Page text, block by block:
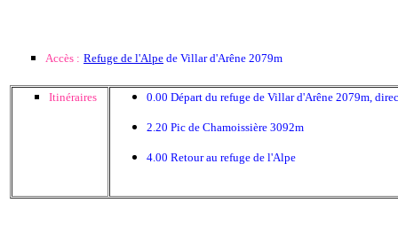
Accès : Refuge de l'Alpe de Villar d'Arêne 2079m
Itinéraires 0.00 Départ du refuge de Villar d'Arêne 2079m,
2.20 Pic de Chamoissière 3092m
4.00 Retour au refuge de l'Alpe